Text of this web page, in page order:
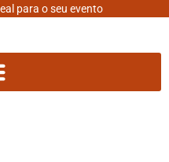
para o seu evento